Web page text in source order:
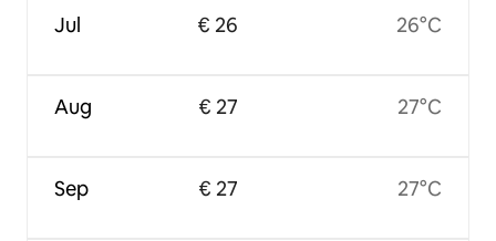
Jul
Aug
Sep
€ 26
€ 27
€ 27
26°C
27°C
27°C